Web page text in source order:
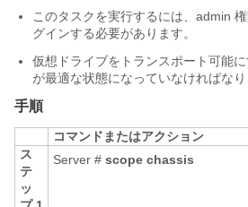
このタスクを実行するには、admin
グインする必要があります。
仮想ドライブをトランスポート可能
が最適な状態になっていなければなり
手順
コマンドまたはアクション
ス
テ
ッ
Server # scope chassis